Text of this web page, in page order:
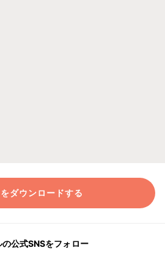
ダウンロードする
の公式SNSをフォロー